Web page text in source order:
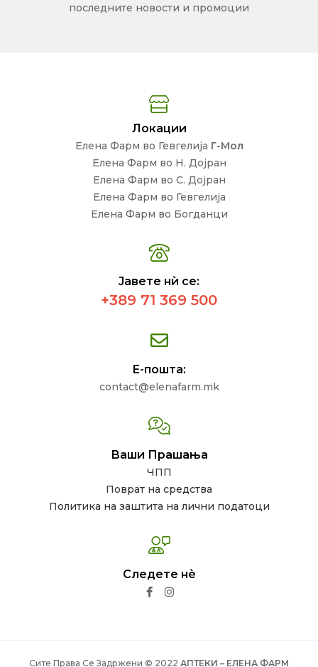
последните новости и промоции
Локации
Елена Фарм во Гевгелија Г-Мол
Елена Фарм во Н. Дојран
Елена Фарм во С. Дојран
Елена Фарм во Гевгелија
Елена Фарм во Богданци
Јавете нѝ се:
+389 71 369 500
Е-пошта:
contact@elenafarm.mk
Ваши Прашања
ЧПП
Поврат на средства
Политика на заштита на лични податоци
Следете нѐ
Сите Права Се Задржени © 2022 АПТЕКИ – ЕЛЕНА ФАРМ